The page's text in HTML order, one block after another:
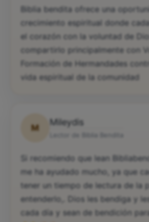
Biblia bendita ofrece una
crecimiento espiritual donde
el corazón con la voluntad de
compartirlo principalmente con
Formación de Hermandades
vida espiritual de la comunidad
M
Mileydis
Si recomiendo que lean
me ha ayudado mucho, ya que
tener un tiempo de lectura de la
entenderlo,. Dios les bendiga y
cada día y sean de bendición